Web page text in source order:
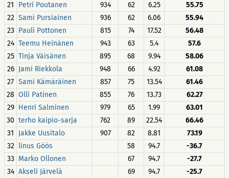
21
Petri Poutanen 934 62 6.25
55.75
22 Sami Pursiainen 936 62 6.06
55.94
23 Pauli Pottonen 815 74 17.52
56.48
24 Teemu Heinänen 943 63 5.4
57.6
25 Tinja Väisänen 895 68 9.94
58.06
26 Jami Riekkola 948 66 4.92
61.08
27 Sami Kämäräinen 857 75 13.54
61.46
28 Olli Patinen 855 76 13.73
62.27
29 Henri Salminen 979 65 1.99
63.01
30 terho kaipio-sarja 762 89 22.54
66.46
31
Jakke Uusitalo 907 82 8.81
73.19
32 linus Göös 58 94.7
-36.7
33 Marko Ollonen 67 94.7
-27.7
34 Akseli Järvelä 69 94.7
-25.7